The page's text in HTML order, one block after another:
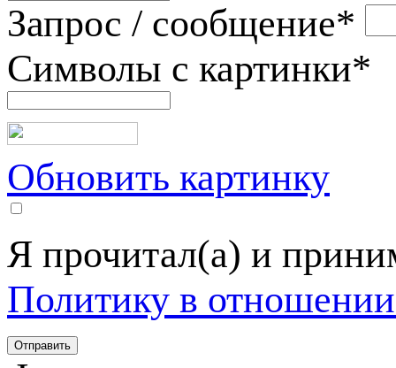
Запрос / сообщение*
Символы с картинки*
Обновить картинку
Я прочитал(а) и
Политику в